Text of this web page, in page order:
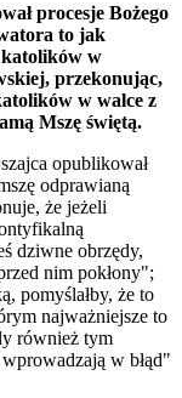
procesje Bożego
to jak
w
przekonując,
w walce z
Mszę świętą.
opublikował
odprawianą
że jeżeli
dziwne obrzędy,
nim pokłony";
pomyślałby, że to
najważniejsze to
również tym
w błąd"